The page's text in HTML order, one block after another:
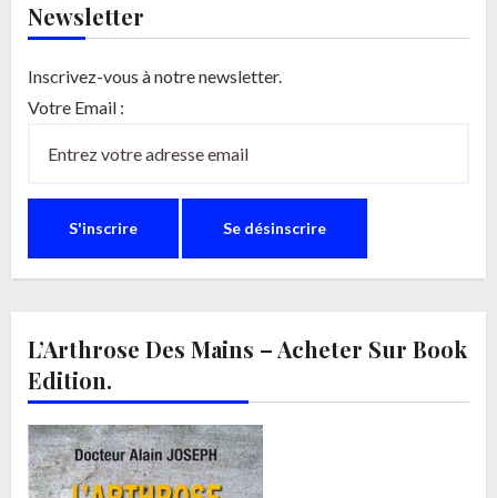
Newsletter
Inscrivez-vous à notre newsletter.
Votre Email :
L’Arthrose Des Mains – Acheter Sur Book
Edition.